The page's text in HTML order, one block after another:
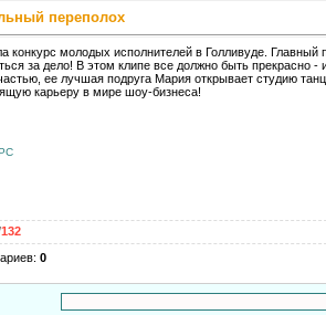
переполох
конкурс молодых исполнителей в Голливуде.
за дело! В этом клипе все должно быть прекрасно
ее лучшая подруга Мария открывает студию
карьеру в мире шоу-бизнеса!
132
: 0